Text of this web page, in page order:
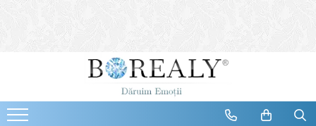
Bijuterii
Cercei